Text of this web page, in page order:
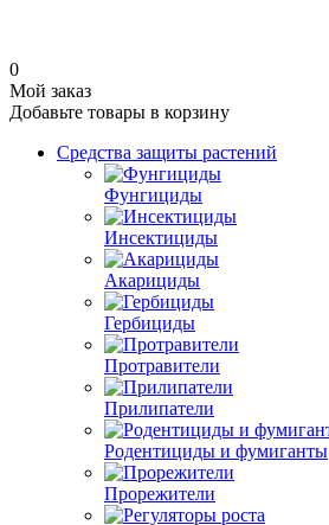
0
Мой заказ
Добавьте товары в корзину
Средства защиты растений
Фунгициды
Инсектициды
Акарициды
Гербициды
Протравители
Прилипатели
Родентициды и фумиганты
Прорежители